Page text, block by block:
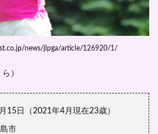
news/jlpga/article/126920/1/
）
15日（2021年4月現在23歳）
市